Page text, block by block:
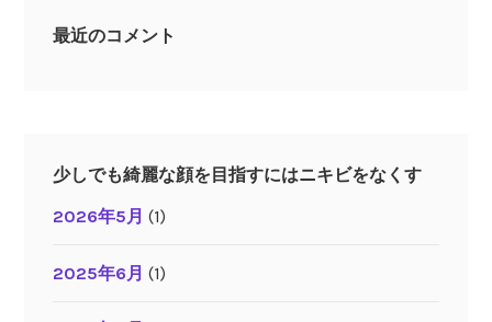
最近のコメント
少しでも綺麗な顔を目指すにはニキビをなくす
2026年5月 (1)
2025年6月 (1)